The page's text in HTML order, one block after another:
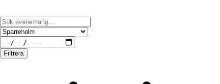
Filtrera